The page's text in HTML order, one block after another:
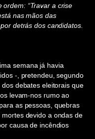
“Travar a crise
nas mãos das
detrás dos candidatos.
semana já havia
-, pretendeu, segundo
debates eleitorais que
levam-nos rumo ao
as pessoas, quebras
devido a ondas de
causa de incêndios